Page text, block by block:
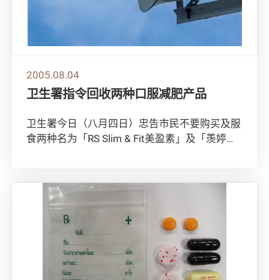
2005.08.04
卫生署指令回收两种口服减肥产品
卫生署今日（八月四日）忠告市民不要购买及服
食两种名为「RS Slim & Fit美盈素」及「羡婷纤